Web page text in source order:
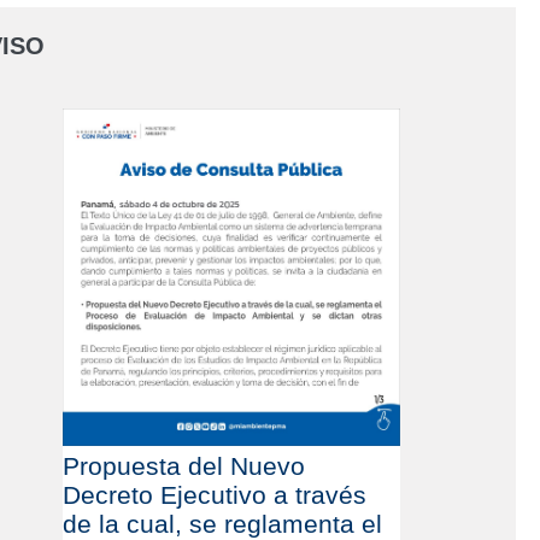
Propuesta del Nuevo
Decreto Ejecutivo a través
de la cual, se reglamenta el